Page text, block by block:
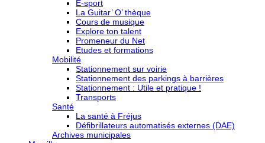
E-sport
La Guitar’ O’ thèque
Cours de musique
Explore ton talent
Promeneur du Net
Etudes et formations
Mobilité
Stationnement sur voirie
Stationnement des parkings à barrières
Stationnement : Utile et pratique !
Transports
Santé
La santé à Fréjus
Défibrillateurs automatisés externes (DAE)
Archives municipales